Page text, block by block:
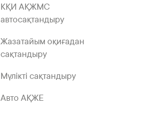
КҚИ АҚЖМС
автосақтандыру
Жазатайым оқиғадан
сақтандыру
Мүлікті сақтандыру
Авто АҚЖЕ